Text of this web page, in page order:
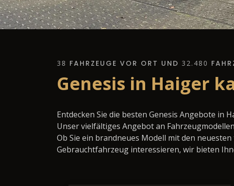
38 FAHRZEUGE VOR ORT UND 32.480
Genesis in Haiger
Entdecken Sie die besten Genesis Angebote in
Unser vielfältiges Angebot an
Ob Sie ein brandneues Modell mit den
Gebrauchtfahrzeug interessieren, wir bieten